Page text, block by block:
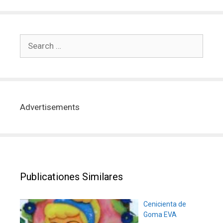
Advertisements
Publicationes Similares
Cenicienta de
Goma EVA